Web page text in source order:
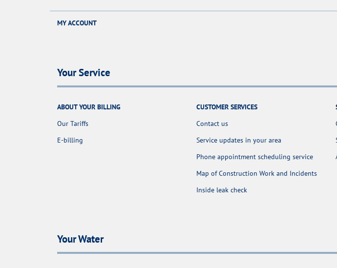
MY ACCOUNT
Your Service
ABOUT YOUR BILLING
Our Tariffs
E-billing
CUSTOMER SERVICES
Contact us
Service updates in your area
Phone appointment scheduling service
Map of Construction Work and Incidents
Inside leak check
Your Water